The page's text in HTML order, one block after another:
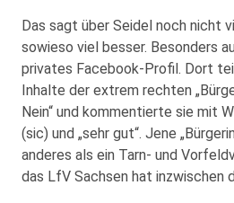
Das sagt über Seidel noch nicht
sowieso viel besser. Besonders
privates Facebook-Profil. Dort
Inhalte der extrem rechten
Nein“ und kommentierte sie mit
(sic) und „sehr gut“. Jene
anderes als ein Tarn- und
das LfV Sachsen hat inzwischen